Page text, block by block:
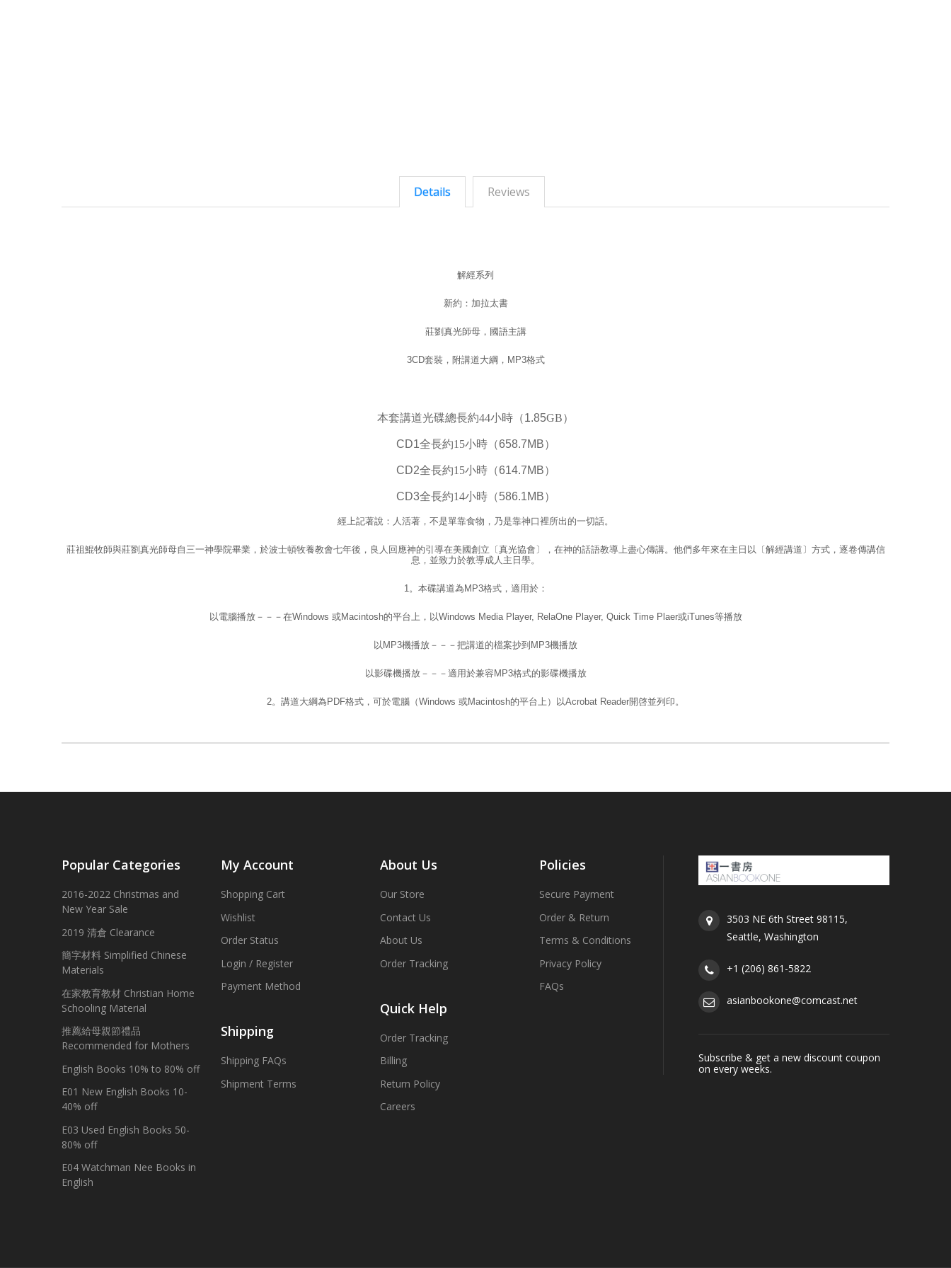
Details Reviews
解經系列
新約：加拉太書
莊劉真光師母，國語主講
3CD套裝，附講道大綱，MP3格式
本套講道光碟總長約44小時（1.85GB）
CD1全長約15小時（658.7MB）
CD2全長約15小時（614.7MB）
CD3全長約14小時（586.1MB）
經上記著說：人活著，不是單靠食物，乃是靠神口裡所出的一切話。
莊祖鯤牧師與莊劉真光師母自三一神學院畢業，於波士頓牧養教會七年後，良人回應神的引導在美國創立〔真光協會〕，在神的話語教導上盡心傳講。他們多年來在主日以〔解經講道〕方式，逐卷傳講信
息，並致力於教導成人主日學。
1。本碟講道為MP3格式，適用於：
以電腦播放－－－在Windows 或Macintosh的平台上，以Windows Media Player, RelaOne Player, Quick Time Plaer或iTunes等播放
以MP3機播放－－－把講道的檔案抄到MP3機播放
以影碟機播放－－－適用於兼容MP3格式的影碟機播放
2。講道大綱為PDF格式，可於電腦（Windows 或Macintosh的平台上）以Acrobat Reader開啓並列印。
Popular Categories
2016-2022 Christmas and
New Year Sale
2019 清倉 Clearance
簡字材料 Simplified Chinese
Materials
在家教育教材 Christian Home
Schooling Material
推薦給母親節禮品
Recommended for Mothers
English Books 10% to 80% off
E01 New English Books 10-
40% off
E03 Used English Books 50-
80% off
E04 Watchman Nee Books in
English
My Account
Shopping Cart
Wishlist
Order Status
Login / Register
Payment Method
Shipping
Shipping FAQs
Shipment Terms
About Us
Our Store
Contact Us
About Us
Order Tracking
Quick Help
Order Tracking
Billing
Return Policy
Careers
Policies
Secure Payment
Order & Return
Terms & Conditions
Privacy Policy
FAQs
3503 NE 6th Street 98115,
Seattle, Washington
+1 (206) 861-5822
asianbookone@comcast.net
Subscribe & get a new discount coupon
on every weeks.